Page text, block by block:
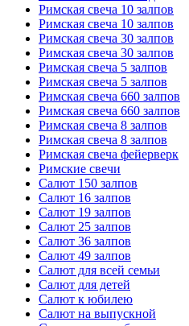
Римская свеча 10 залпов
Римская свеча 10 залпов
Римская свеча 30 залпов
Римская свеча 30 залпов
Римская свеча 5 залпов
Римская свеча 5 залпов
Римская свеча 660 залпов
Римская свеча 660 залпов
Римская свеча 8 залпов
Римская свеча 8 залпов
Римская свеча фейерверк
Римские свечи
Салют 150 залпов
Салют 16 залпов
Салют 19 залпов
Салют 25 залпов
Салют 36 залпов
Салют 49 залпов
Салют для всей семьи
Салют для детей
Салют к юбилею
Салют на выпускной